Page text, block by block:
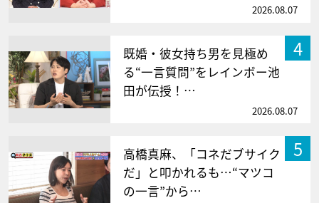
2026.08.07
4
既婚・彼女持ち男を見極め
る“一言質問”をレインボー池
田が伝授！…
2026.08.07
5
高橋真麻、「コネだブサイク
だ」と叩かれるも…“マツコ
の一言”から…